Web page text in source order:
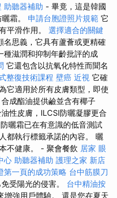
助聽器補助 - 畢竟，這是韓國
霜。 申請台胞證照片規範 它
平滑作用。 選擇適合的關鍵
名思義，它具有蘆薈或更精確
種滋潤和抑制年齡批評的成
它還包含以抗氧化特性而聞名
整復技術課程 壁癌 近視 它確
它適用於所有皮膚類型，即使
成酯油提供鹼並含有椰子
性皮膚，ILCSI防曬凝膠更合
曬霜已在有意識的低音測試
都執行標籤承諾的內容。 曬
不健康。 - 聚會餐飲 居家 眼
心 助聽器補助 護理之家 新店
第一頁的成功策略 台中筋膜刀
受陽光的侵害。 台中精油按
強用戶體驗。 還是您在夏天